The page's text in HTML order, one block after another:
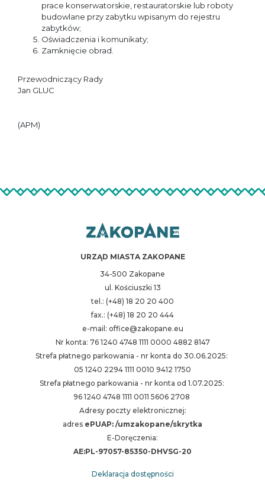
prace konserwatorskie, restauratorskie lub roboty
budowlane przy zabytku wpisanym do rejestru
zabytków;
Oświadczenia i komunikaty;
Zamknięcie obrad.
Przewodniczący Rady
Jan GLUC
(APM)
URZĄD MIASTA ZAKOPANE
34-500 Zakopane
ul. Kościuszki 13
tel.: (+48) 18 20 20 400
fax.: (+48) 18 20 20 444
e-mail: office@zakopane.eu
Nr konta: 76 1240 4748 1111 0000 4882 8147
Strefa płatnego parkowania - nr konta do 30.06.2025:
05 1240 2294 1111 0010 9412 1750
Strefa płatnego parkowania - nr konta od 1.07.2025:
96 1240 4748 1111 0011 5606 2708
Adresy poczty elektronicznej:
adres ePUAP: /umzakopane/skrytka
E-Doręczenia:
AE:PL-97057-85350-DHVSG-20
Deklaracja dostępności